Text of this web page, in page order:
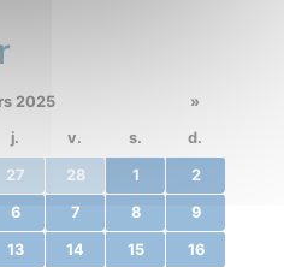
2025
»
j. v. s. d.
27 28 1 2
6 7 8 9
13 14 15 16